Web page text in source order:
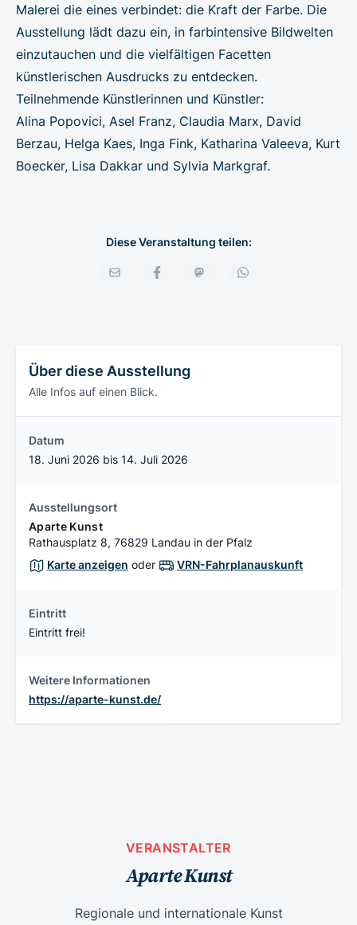
Malerei die eines verbindet: die Kraft der Farbe. Die
Ausstellung lädt dazu ein, in farbintensive Bildwelten
einzutauchen und die vielfältigen Facetten
künstlerischen Ausdrucks zu entdecken.
Teilnehmende Künstlerinnen und Künstler:
Alina Popovici, Asel Franz, Claudia Marx, David
Berzau, Helga Kaes, Inga Fink, Katharina Valeeva, Kurt
Boecker, Lisa Dakkar und Sylvia Markgraf.
Diese Veranstaltung teilen:
Über diese Ausstellung
Alle Infos auf einen Blick.
Datum
18. Juni 2026 bis 14. Juli 2026
Ausstellungsort
Aparte Kunst
Rathausplatz 8, 76829 Landau in der Pfalz
Karte anzeigen oder VRN-Fahrplanauskunft
Eintritt
Eintritt frei!
Weitere Informationen
https://aparte-kunst.de/
VERANSTALTER
Aparte Kunst
Regionale und internationale Kunst